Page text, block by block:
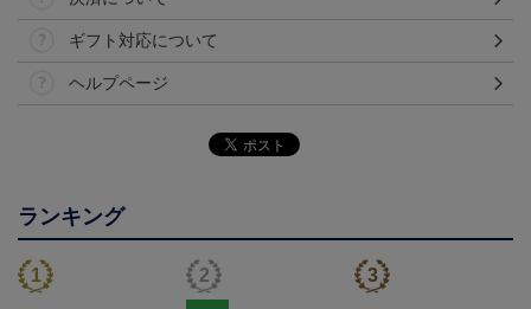
ギフト対応について
ヘルプページ
ランキング